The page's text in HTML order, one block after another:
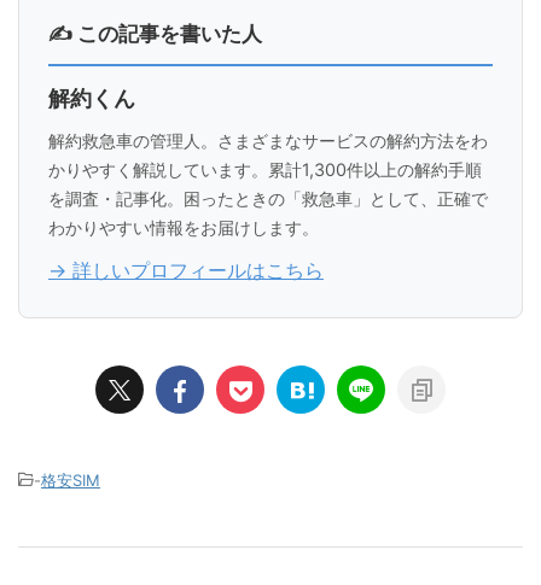
✍ この記事を書いた人
解約くん
解約救急車の管理人。さまざまなサービスの解約方法をわ
かりやすく解説しています。累計1,300件以上の解約手順
を調査・記事化。困ったときの「救急車」として、正確で
わかりやすい情報をお届けします。
→ 詳しいプロフィールはこちら
-格安SIM